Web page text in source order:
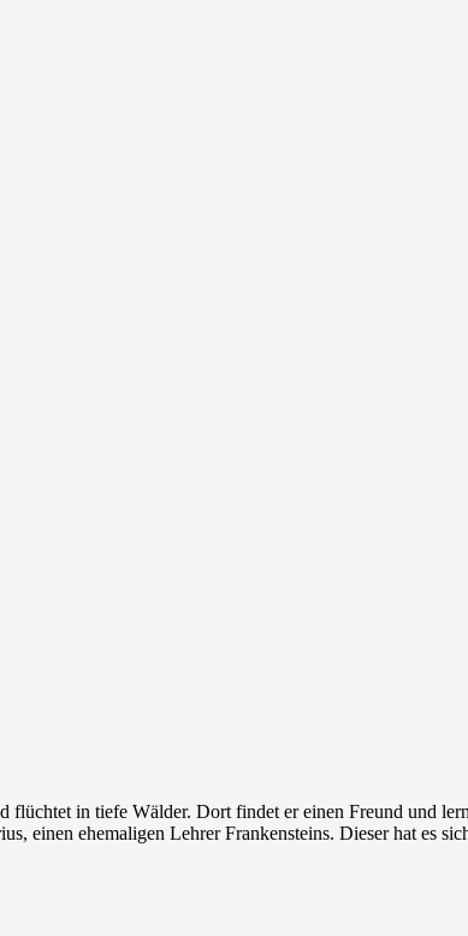
in tiefe Wälder. Dort findet er einen Freund und
einen ehemaligen Lehrer Frankensteins. Dieser hat es